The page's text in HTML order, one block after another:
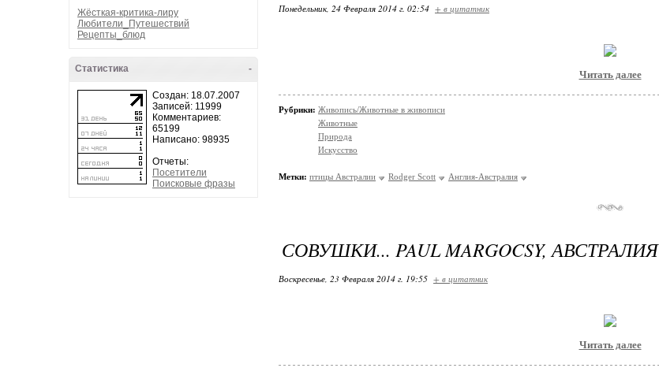
Жёсткая-критика-лиру
Любители_Путешествий
Рецепты_блюд
-
Статистика
Создан: 18.07.2007
Записей: 11999
Комментариев:
65199
Написано: 98935
Отчеты:
Посетители
Поисковые фразы
Понедельник, 24 Февраля 2014 г. 02:54 + в цитатник
Читать далее
Рубрики: Живопись/Животные в живописи
Животные
Природа
Искусство
Метки: птицы Австралии Rodger Scott Англия-Австралия
СОВУШКИ... PAUL MARGOCSY, АВСТРАЛИЯ
Воскресенье, 23 Февраля 2014 г. 19:55 + в цитатник
Читать далее